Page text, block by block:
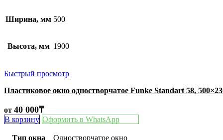
Ширина, мм 500
Высота, мм 1900
Быстрый просмотр
Пластиковое окно одностворчатое Funke Standart 58,
от 40 000₸
В корзину Оформить в WhatsApp
Тип окна Одностворчатое окно